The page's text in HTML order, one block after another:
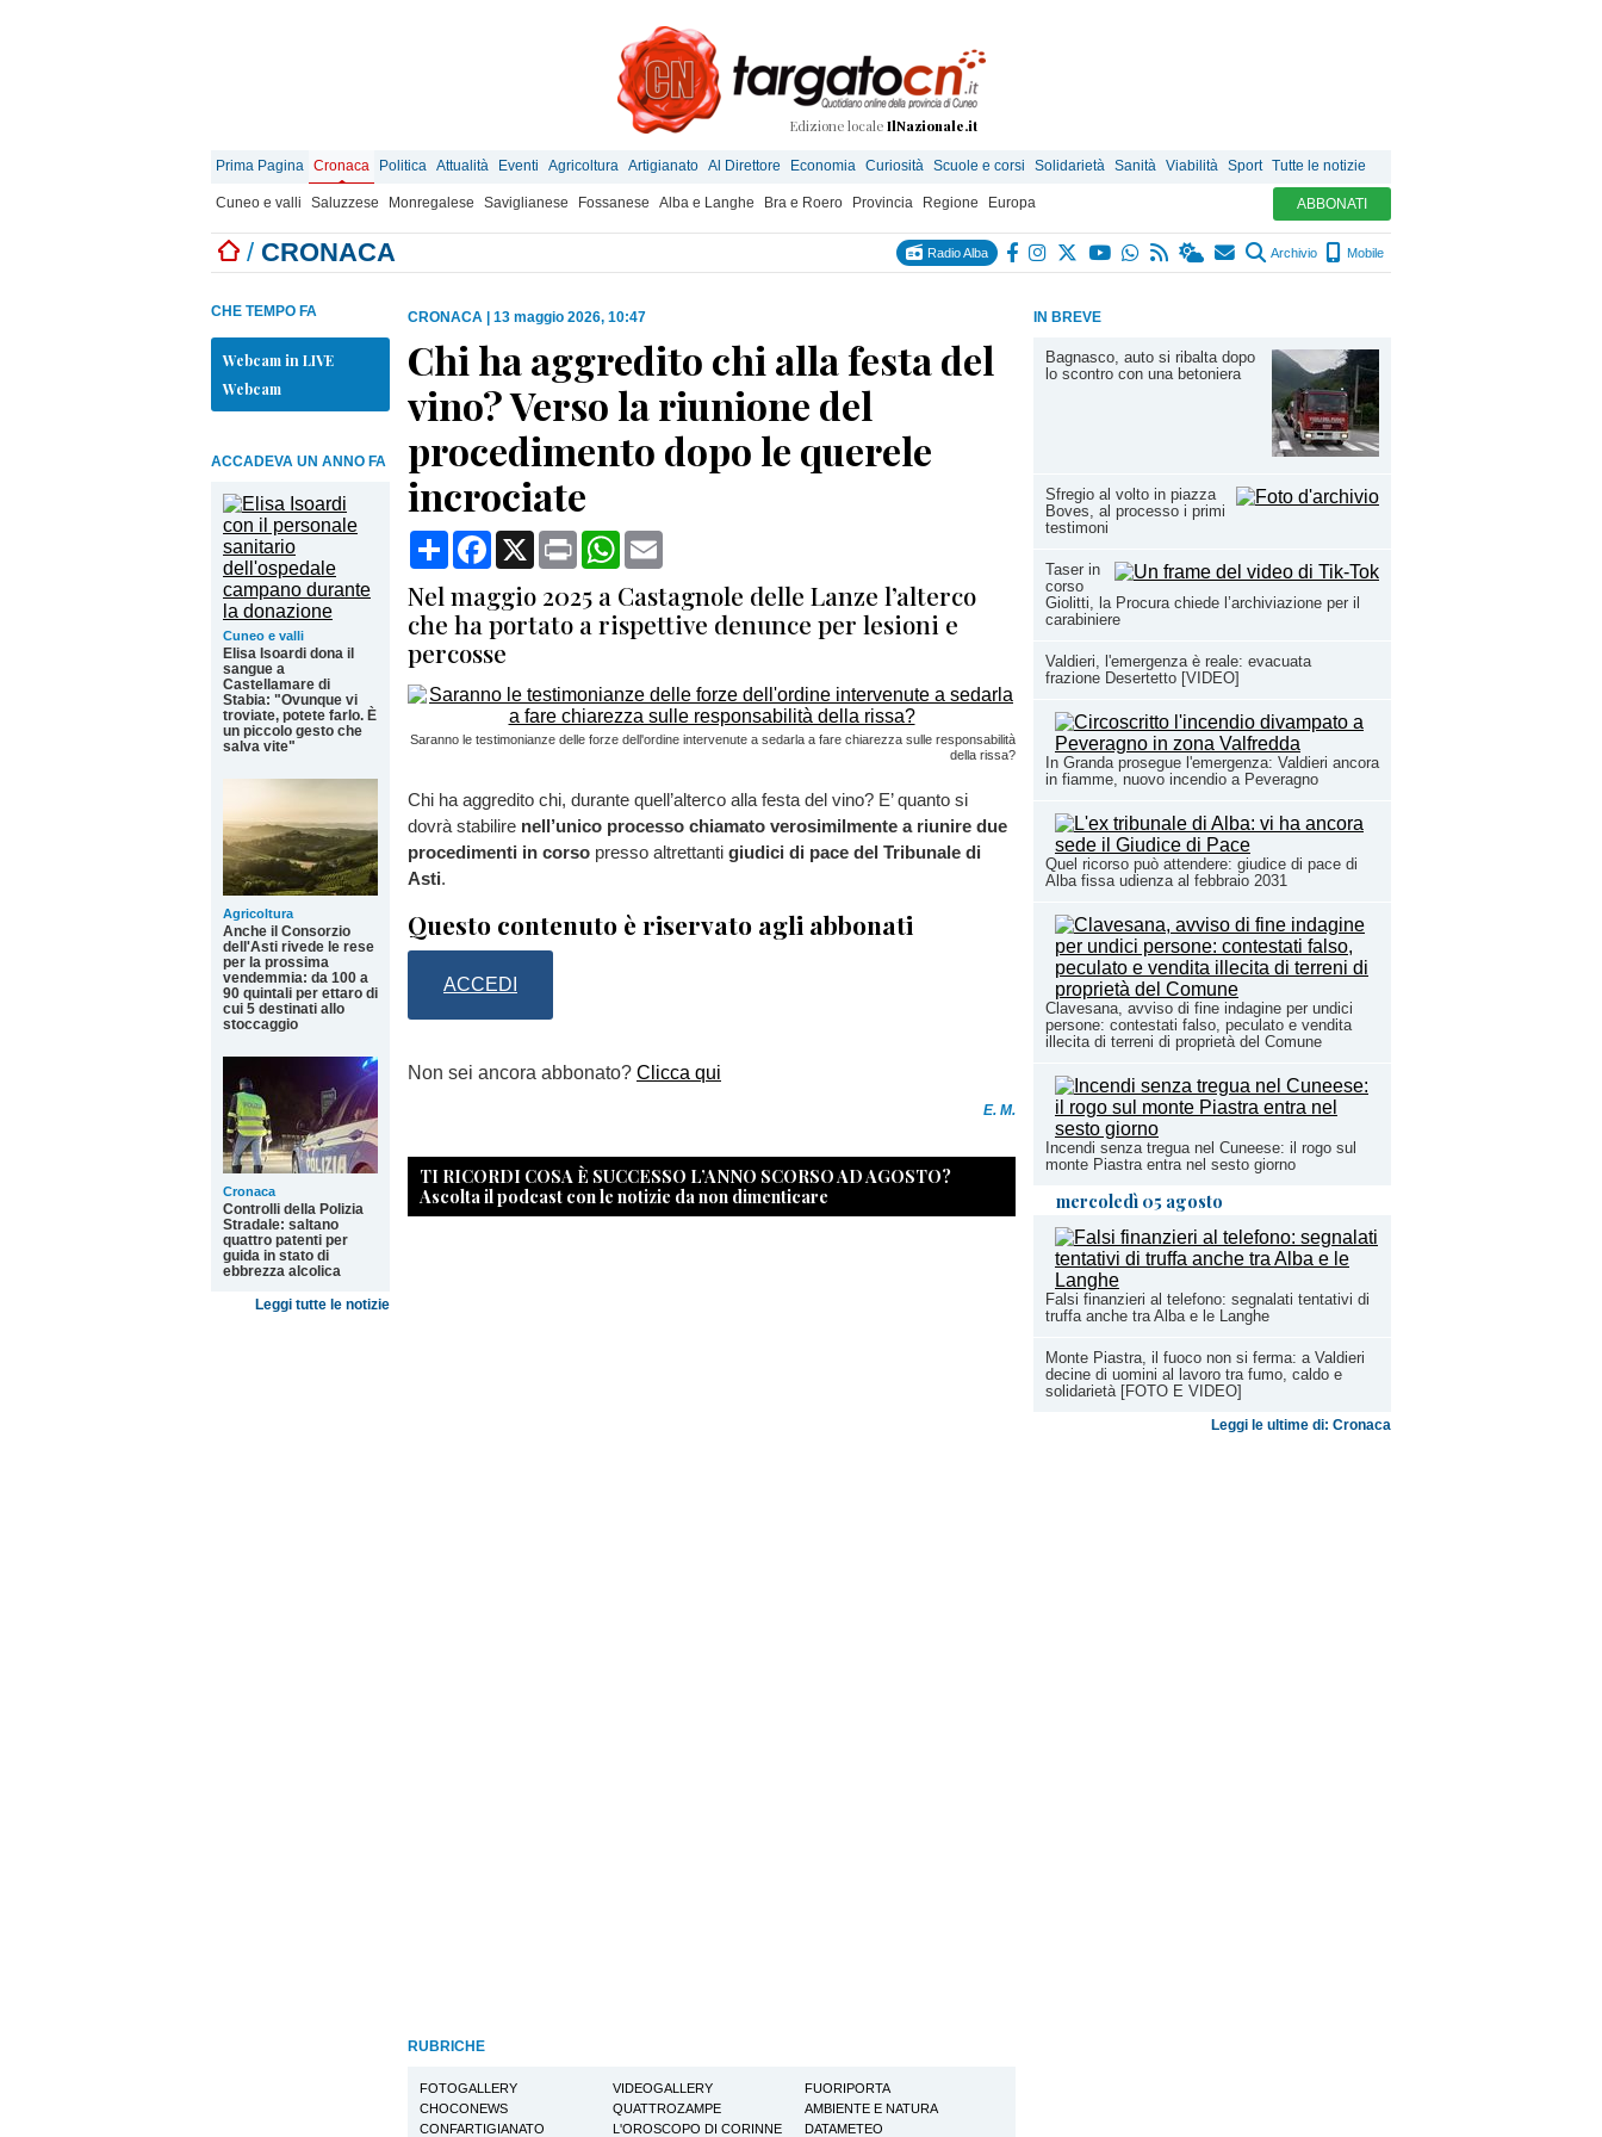
Edizione locale IlNazionale.it
Prima Pagina Cronaca Politica Attualità Eventi Agricoltura Artigianato Al Direttore Economia Curiosità Scuole e corsi Solidarietà Sanità Viabilità Sport Tutte le notizie
Cuneo e valli Saluzzese Monregalese Saviglianese Fossanese Alba e Langhe Bra e Roero Provincia Regione Europa ABBONATI
/ CRONACA Radio Alba Archivio Mobile
IN BREVE
Bagnasco, auto si ribalta dopo
lo scontro con una betoniera
Sfregio al volto in piazza
Boves, al processo i primi
testimoni
Taser in
corso
Giolitti, la Procura chiede l’archiviazione per il
carabiniere
Valdieri, l'emergenza è reale: evacuata
frazione Desertetto [VIDEO]
In Granda prosegue l'emergenza: Valdieri ancora
in fiamme, nuovo incendio a Peveragno
Quel ricorso può attendere: giudice di pace di
Alba fissa udienza al febbraio 2031
Clavesana, avviso di fine indagine per undici
persone: contestati falso, peculato e vendita
illecita di terreni di proprietà del Comune
Incendi senza tregua nel Cuneese: il rogo sul
monte Piastra entra nel sesto giorno
mercoledì 05 agosto
Falsi finanzieri al telefono: segnalati tentativi di
truffa anche tra Alba e le Langhe
Monte Piastra, il fuoco non si ferma: a Valdieri
decine di uomini al lavoro tra fumo, caldo e
solidarietà [FOTO E VIDEO]
Leggi le ultime di: Cronaca
CHE TEMPO FA
Webcam in LIVE
Webcam
ACCADEVA UN ANNO FA
Cuneo e valli
Elisa Isoardi dona il
sangue a
Castellamare di
Stabia: "Ovunque vi
troviate, potete farlo. È
un piccolo gesto che
salva vite"
Agricoltura
Anche il Consorzio
dell'Asti rivede le rese
per la prossima
vendemmia: da 100 a
90 quintali per ettaro di
cui 5 destinati allo
stoccaggio
Cronaca
Controlli della Polizia
Stradale: saltano
quattro patenti per
guida in stato di
ebbrezza alcolica
Leggi tutte le notizie
CRONACA 13 maggio 2026, 10:47
Chi ha aggredito chi alla festa del
vino? Verso la riunione del
procedimento dopo le querele
incrociate
CondividiFacebook
X Print WhatsApp
Nel maggio 2025 a Castagnole delle Lanze l’alterco
che ha portato a rispettive denunce per lesioni e
percosse
Saranno le testimonianze delle forze dell'ordine intervenute a sedarla a fare chiarezza sulle responsabilità
della rissa?
Chi ha aggredito chi, durante quell’alterco alla festa del vino? E’ quanto si
dovrà stabilire nell’unico processo chiamato verosimilmente a riunire due
procedimenti in corso presso altrettanti giudici di pace del Tribunale di
Asti.
Questo contenuto è riservato agli abbonati
ACCEDI
Non sei ancora abbonato? Clicca qui
E. M.
TI RICORDI COSA È SUCCESSO L’ANNO SCORSO AD AGOSTO?
Ascolta il podcast con le notizie da non dimenticare
RUBRICHE
FOTOGALLERY VIDEOGALLERY
FUORIPORTA
CHOCONEWS
QUATTROZAMPE
AMBIENTE E NATURA
CONFARTIGIANATO
L'OROSCOPO DI CORINNE DATAMETEO